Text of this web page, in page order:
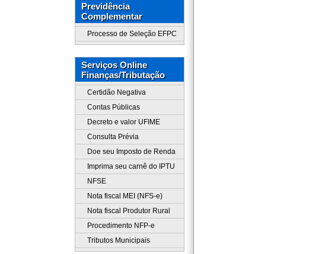
Previdência
Complementar
Processo de Seleção EFPC
Serviços Online
Finanças/Tributação
Certidão Negativa
Contas Públicas
Decreto e valor UFIME
Consulta Prévia
Doe seu Imposto de Renda
Imprima seu carnê do IPTU
NFSE
Nota fiscal MEI (NFS-e)
Nota fiscal Produtor Rural
Procedimento NFP-e
Tributos Municipais